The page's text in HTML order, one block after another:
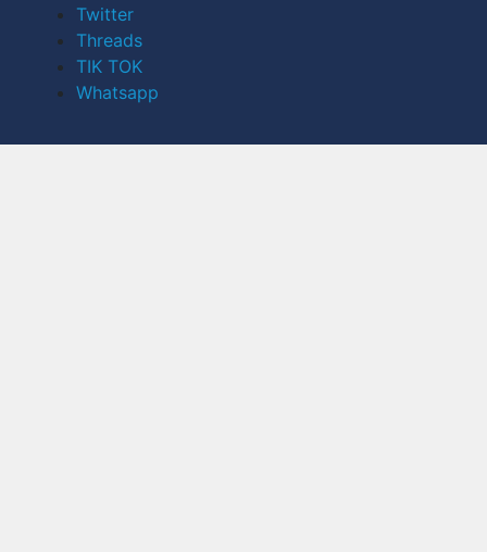
Twitter
Threads
TIK TOK
Whatsapp